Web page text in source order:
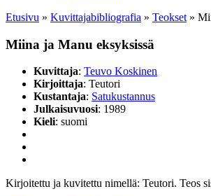
Etusivu » Kuvittaja­bibliografia » Teokset »
Miina ja Manu eksyksissä
Kuvittaja: Teuvo Koskinen
Kirjoittaja: Teutori
Kustantaja: Satukustannus
Julkaisuvuosi: 1989
Kieli: suomi
Kirjoitettu ja kuvitettu nimellä: Teutori. Teos